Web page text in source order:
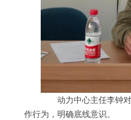
动力中心主任李钟对
作行为，明确底线意识。